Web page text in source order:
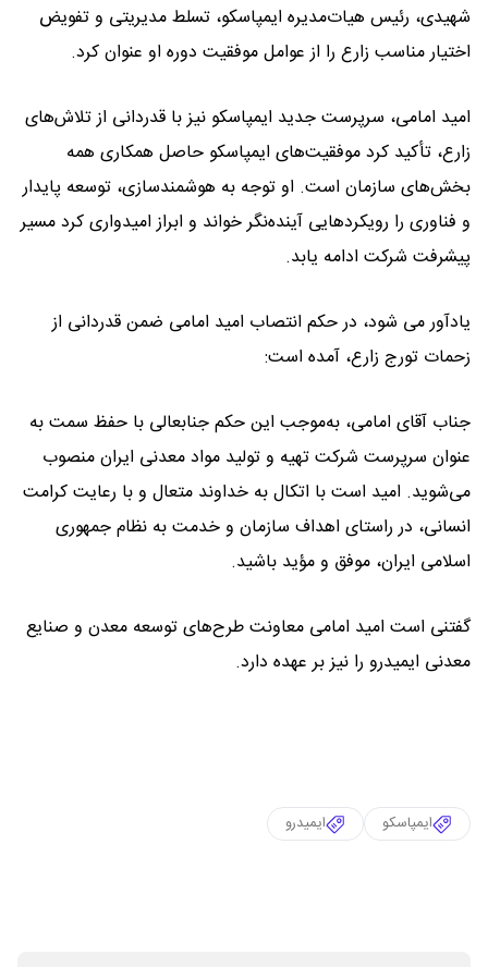
شهیدی، رئیس هیات‌مدیره ایمپاسکو، تسلط مدیریتی و تفویض
اختیار مناسب زارع را از عوامل موفقیت دوره او عنوان کرد.
امید امامی، سرپرست جدید ایمپاسکو نیز با قدردانی از تلاش‌های
زارع، تأکید کرد موفقیت‌های ایمپاسکو حاصل همکاری همه
بخش‌های سازمان است. او توجه به هوشمندسازی، توسعه پایدار
و فناوری را رویکردهایی آینده‌نگر خواند و ابراز امیدواری کرد مسیر
پیشرفت شرکت ادامه یابد.
یادآور می شود، در حکم انتصاب امید امامی ضمن قدردانی از
زحمات تورج زارع، آمده است:
جناب آقای امامی، به‌موجب این حکم جنابعالی با حفظ سمت به
عنوان سرپرست شرکت تهیه و تولید مواد معدنی ایران منصوب
می‌شوید. امید است با اتکال به خداوند متعال و با رعایت کرامت
انسانی، در راستای اهداف سازمان و خدمت به نظام جمهوری
اسلامی ایران، موفق و مؤید باشید.
گفتنی است امید امامی معاونت طرح‌های توسعه معدن و صنایع
معدنی ایمیدرو را نیز بر عهده دارد.
ایمپاسکو ایمیدرو